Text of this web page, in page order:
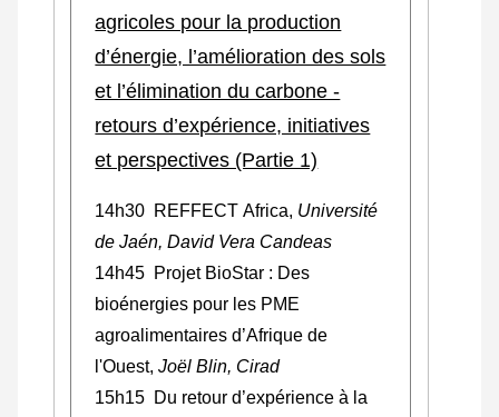
agricoles pour la production
d’énergie, l’amélioration des sols
et l’élimination du carbone -
retours d’expérience, initiatives
et perspectives (Partie 1)
14h30 REFFECT Africa, Université
de Jaén, David Vera Candeas
14h45 Projet BioStar : Des
bioénergies pour les PME
agroalimentaires d’Afrique de
l'Ouest,Joël Blin, Cirad
15h15 Du retour d’expérience à la